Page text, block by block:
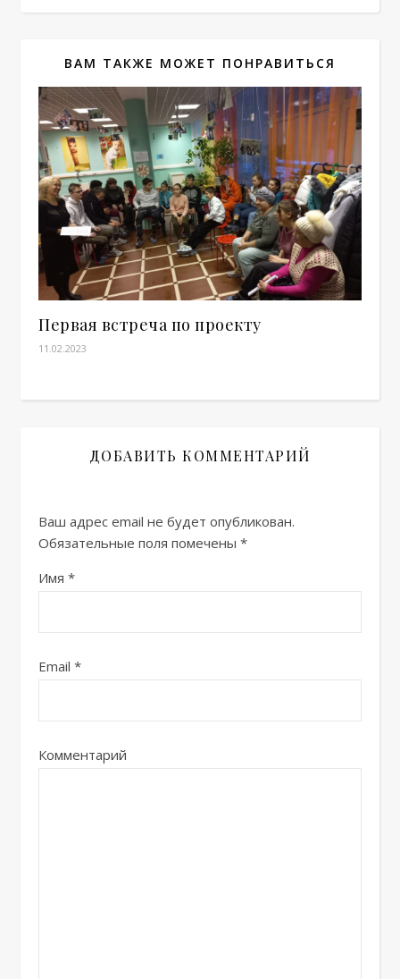
ВАМ ТАКЖЕ МОЖЕТ ПОНРАВИТЬСЯ
Первая встреча по проекту
11.02.2023
ДОБАВИТЬ КОММЕНТАРИЙ
Ваш адрес email не будет опубликован.
Обязательные поля помечены *
Имя *
Email *
Комментарий